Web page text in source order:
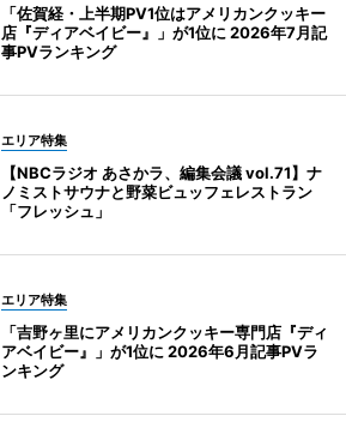
「佐賀経・上半期PV1位はアメリカンクッキー
店『ディアベイビー』」が1位に 2026年7月記
事PVランキング
エリア特集
【NBCラジオ あさかラ、編集会議 vol.71】ナ
ノミストサウナと野菜ビュッフェレストラン
「フレッシュ」
エリア特集
「吉野ヶ里にアメリカンクッキー専門店『ディ
アベイビー』」が1位に 2026年6月記事PVラ
ンキング